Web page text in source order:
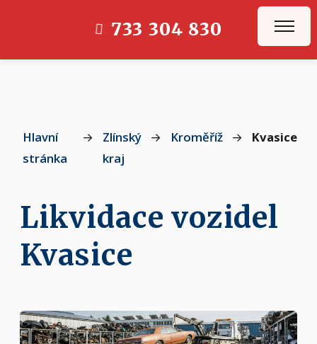
733 304 830
Hlavní
stránka
→
Zlínský
kraj
→ Kroměříž → Kvasice
Likvidace vozidel
Kvasice